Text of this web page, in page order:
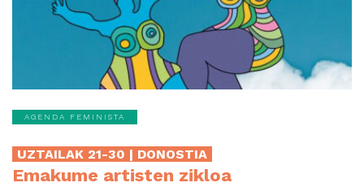
AGENDA FEMINISTA
UZTAILAK 21-30 | DONOSTIA
Emakume artisten zikloa